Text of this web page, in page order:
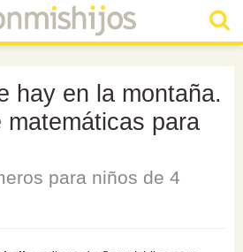
hay en la montaña.
matemáticas para
para niños de 4